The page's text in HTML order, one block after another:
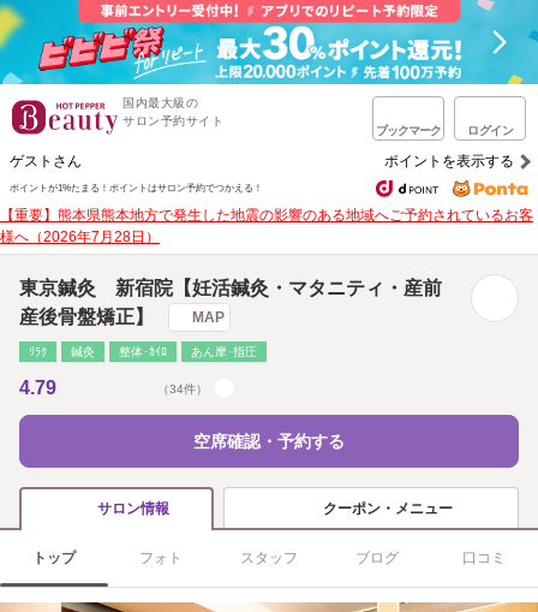
国内最大級の
サロン予約サイト
ブックマーク ログイン
ゲストさん ポイントを表示する
ポイントが1%たまる！ ポイントはサロン予約でつかえる！
【重要】熊本県熊本地方で発生した地震の影響のある地域へご予約されているお客
様へ（2026年7月28日）
東京鍼灸 新宿院【妊活鍼灸・マタニティ・産前
産後骨盤矯正】
MAP
ﾘﾗｸ 鍼灸 整体･ｶｲﾛ あん摩･指圧
4.79 （34件）
空席確認・予約する
サロン情報 クーポン・メニュー
トップ フォト スタッフ ブログ 口コミ